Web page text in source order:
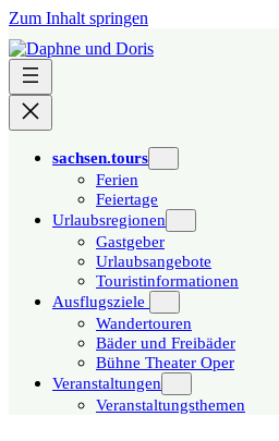
Zum Inhalt springen
sachsen.tours
Ferien
Feiertage
Urlaubsregionen
Gastgeber
Urlaubsangebote
Touristinformationen
Ausflugsziele
Wandertouren
Bäder und Freibäder
Bühne Theater Oper
Veranstaltungen
Veranstaltungsthemen